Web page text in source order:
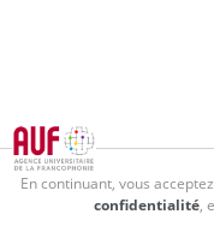
En continuant, vous
confidentialité,